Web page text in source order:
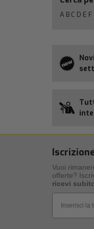
A B C D E F
Vuoi
offerte?
ricevi